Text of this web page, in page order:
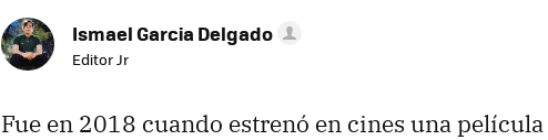
Ismael Garcia Delgado
Editor Jr
Fue en 2018 cuando estrenó en cines una